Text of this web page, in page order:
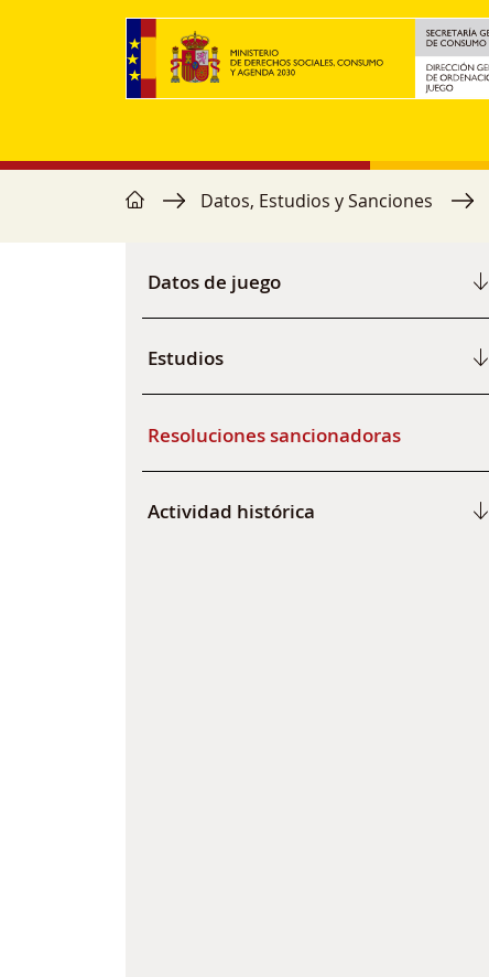
Pasar al contenido principal
Ruta de navegación
home Datos, Estudios y Sanciones
Datos de juego
Estudios
Resoluciones sancionadoras
Actividad histórica